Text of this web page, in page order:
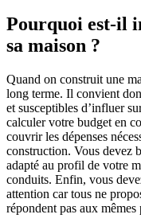
Pourquoi est-il
sa maison ?
Quand on construit une
long terme. Il convient
et susceptibles d’influer
calculer votre budget en
couvrir les dépenses
construction. Vous devez
adapté au profil de votre
conduits. Enfin, vous
attention car tous ne
répondent pas aux mêmes